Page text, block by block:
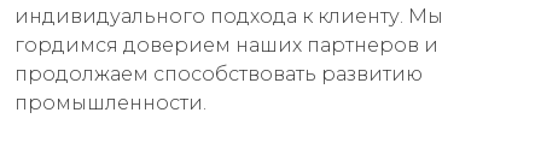
индивидуального подхода к клиенту. Мы
гордимся доверием наших партнеров и
продолжаем способствовать развитию
промышленности.